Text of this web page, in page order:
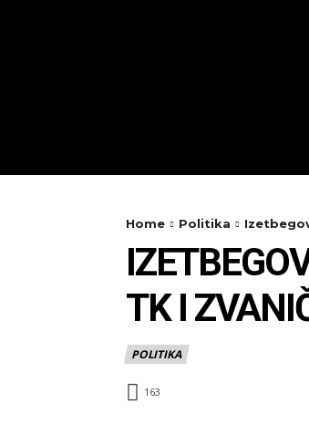
Home Politika
TK I
POLITIKA
163